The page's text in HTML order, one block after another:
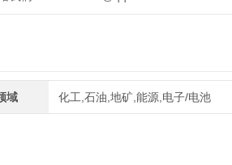
域 化工,石油,地矿,能源,电子/电池